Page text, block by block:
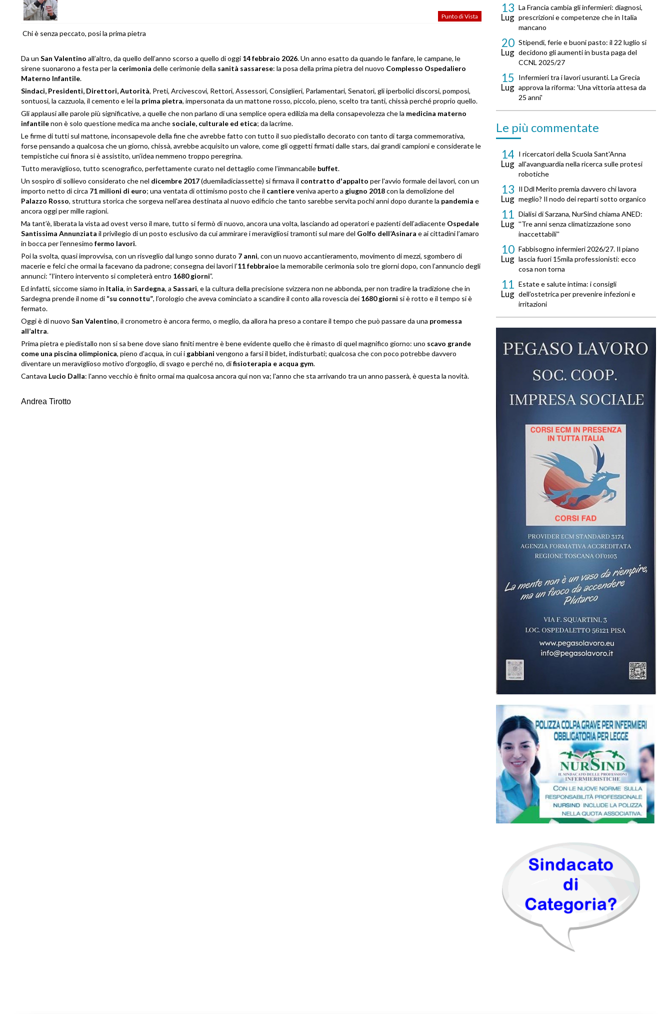
Punto di Vista
Chi è senza peccato, posi la prima pietra
Da un San Valentino all’altro, da quello dell’anno scorso a quello di oggi 14 febbraio 2026. Un anno esatto da quando le fanfare, le campane, le
sirene suonarono a festa per la cerimonia delle cerimonie della sanità sassarese: la posa della prima pietra del nuovo Complesso Ospedaliero
Materno Infantile.
Sindaci, Presidenti, Direttori, Autorità, Preti, Arcivescovi, Rettori, Assessori, Consiglieri, Parlamentari, Senatori, gli iperbolici discorsi, pomposi,
sontuosi, la cazzuola, il cemento e lei la prima pietra, impersonata da un mattone rosso, piccolo, pieno, scelto tra tanti, chissà perché proprio quello.
Gli applausi alle parole più significative, a quelle che non parlano di una semplice opera edilizia ma della consapevolezza che la medicina materno
infantilenon è solo questione medica ma anche sociale, culturale ed etica; da lacrime.
Le firme di tutti sul mattone, inconsapevole della fine che avrebbe fatto con tutto il suo piedistallo decorato con tanto di targa commemorativa,
forse pensando a qualcosa che un giorno, chissà, avrebbe acquisito un valore, come gli oggetti firmati dalle stars, dai grandi campioni e considerate le
tempistiche cui finora si è assistito, un’idea nemmeno troppo peregrina.
Tutto meraviglioso, tutto scenografico, perfettamente curato nel dettaglio come l’immancabile buffet.
Un sospiro di sollievo considerato che nel dicembre 2017(duemiladiciassette) si firmava il contratto d'appalto per l'avvio formale dei lavori, con un
importo netto di circa 71 milioni di euro; una ventata di ottimismo posto che il cantiereveniva aperto a giugno 2018con la demolizione del
Palazzo Rosso, struttura storica che sorgeva nell'area destinata al nuovo edificio che tanto sarebbe servita pochi anni dopo durante la pandemia e
ancora oggi per mille ragioni.
Ma tant’è, liberata la vista ad ovest verso il mare, tutto si fermò di nuovo, ancora una volta, lasciando ad operatori e pazienti dell’adiacente Ospedale
Santissima Annunziata il privilegio di un posto esclusivo da cui ammirare i meravigliosi tramonti sul mare del Golfo dell’Asinara e ai cittadini l’amaro
in bocca per l’ennesimo fermo lavori.
Poi la svolta, quasi improvvisa, con un risveglio dal lungo sonno durato 7 anni, con un nuovo accantieramento, movimento di mezzi, sgombero di
macerie e felci che ormai la facevano da padrone; consegna dei lavori l’11 febbraioe la memorabile cerimonia solo tre giorni dopo, con l’annuncio degli
annunci: “l’intero intervento si completerà entro 1680 giorni”.
Ed infatti, siccome siamo in Italia, in Sardegna, a Sassari, e la cultura della precisione svizzera non ne abbonda, per non tradire la tradizione che in
Sardegna prende il nome di “su connottu”, l’orologio che aveva cominciato a scandire il conto alla rovescia dei 1680 giorni si è rotto e il tempo si è
fermato.
Oggi è di nuovo San Valentino, il cronometro è ancora fermo, o meglio, da allora ha preso a contare il tempo che può passare da una promessa
all’altra.
Prima pietra e piedistallo non si sa bene dove siano finiti mentre è bene evidente quello che è rimasto di quel magnifico giorno: uno scavo grande
come una piscina olimpionica, pieno d’acqua, in cui i gabbiani vengono a farsi il bidet, indisturbati; qualcosa che con poco potrebbe davvero
diventare un meraviglioso motivo d’orgoglio, di svago e perché no, difisioterapia e acqua gym.
Cantava Lucio Dalla: l'anno vecchio è finito ormai ma qualcosa ancora qui non va; l'anno che sta arrivando tra un anno passerà, è questa la novità.
Andrea Tirotto
13
Lug
La Francia cambia gli infermieri: diagnosi,
prescrizioni e competenze che in Italia
mancano
20
Lug
Stipendi, ferie e buoni pasto: il 22 luglio si
decidono gli aumenti in busta paga del
CCNL 2025/27
15
Lug
Infermieri tra i lavori usuranti. La Grecia
approva la riforma: 'Una vittoria attesa da
25 anni'
Le più commentate
14
Lug
I ricercatori della Scuola Sant'Anna
all'avanguardia nella ricerca sulle protesi
robotiche
13
Lug
Il Ddl Merito premia davvero chi lavora
meglio? Il nodo dei reparti sotto organico
11
Lug
Dialisi di Sarzana, NurSind chiama ANED:
''Tre anni senza climatizzazione sono
inaccettabili''
10
Lug
Fabbisogno infermieri 2026/27. Il piano
lascia fuori 15mila professionisti: ecco
cosa non torna
11
Lug
Estate e salute intima: i consigli
dell’ostetrica per prevenire infezioni e
irritazioni